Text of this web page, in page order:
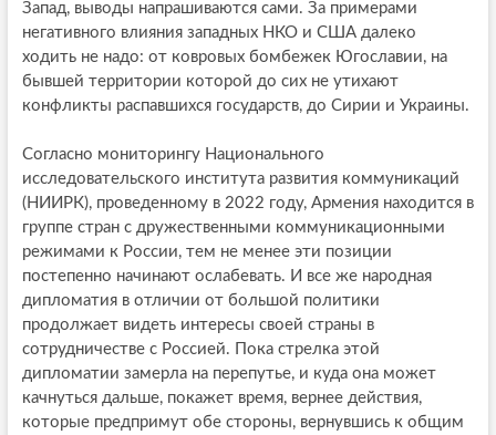
Запад, выводы напрашиваются сами. За примерами
негативного влияния западных НКО и США далеко
ходить не надо: от ковровых бомбежек Югославии, на
бывшей территории которой до сих не утихают
конфликты распавшихся государств, до Сирии и Украины.
Согласно мониторингу Национального
исследовательского института развития коммуникаций
(НИИРК), проведенному в 2022 году, Армения находится в
группе стран с дружественными коммуникационными
режимами к России, тем не менее эти позиции
постепенно начинают ослабевать. И все же народная
дипломатия в отличии от большой политики
продолжает видеть интересы своей страны в
сотрудничестве с Россией. Пока стрелка этой
дипломатии замерла на перепутье, и куда она может
качнуться дальше, покажет время, вернее действия,
которые предпримут обе стороны, вернувшись к общим